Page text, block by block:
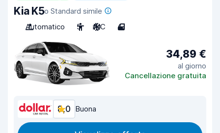
Kia K5o Standard simile
Automatico
5 A/C 4
34,89 €
al giorno
Cancellazione gratuita
8,0 Buona